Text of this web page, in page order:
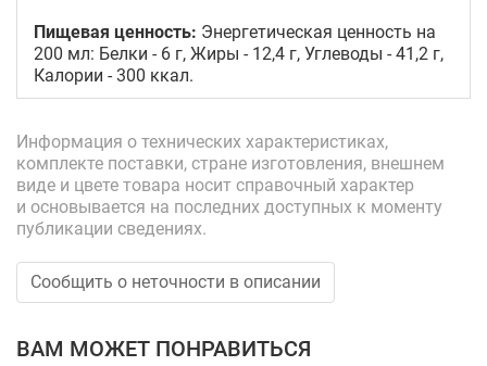
Пищевая ценность: Энергетическая ценность на
200 мл: Белки - 6 г, Жиры - 12,4 г, Углеводы - 41,2 г,
Калории - 300 ккал.
Информация о технических характеристиках,
комплекте поставки, стране изготовления, внешнем
виде и цвете товара носит справочный характер
и основывается на последних доступных к моменту
публикации сведениях.
Сообщить о неточности в описании
ВАМ МОЖЕТ ПОНРАВИТЬСЯ